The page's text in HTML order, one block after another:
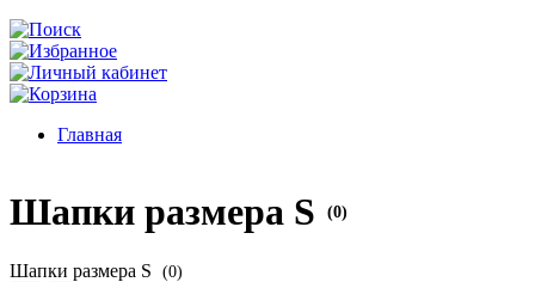
Главная
Шапки размера S (0)
Шапки размера S (0)